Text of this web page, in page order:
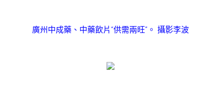
廣州中成藥、中藥飲片“供需兩旺”。 攝影李波